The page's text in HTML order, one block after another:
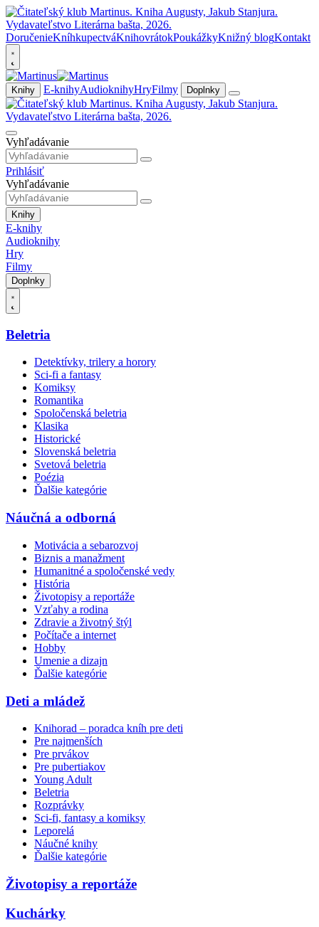
DoručenieKníhkupectváKnihovrátokPoukážkyKnižný blogKontakt
Knihy E-knihyAudioknihyHryFilmy Doplnky
Vyhľadávanie
Prihlásiť
Vyhľadávanie
Knihy
E-knihy
Audioknihy
Hry
Filmy
Doplnky
Beletria
Detektívky, trilery a horory
Sci-fi a fantasy
Komiksy
Romantika
Spoločenská beletria
Klasika
Historické
Slovenská beletria
Svetová beletria
Poézia
Ďalšie kategórie
Náučná a odborná
Motivácia a sebarozvoj
Biznis a manažment
Humanitné a spoločenské vedy
História
Životopisy a reportáže
Vzťahy a rodina
Zdravie a životný štýl
Počítače a internet
Hobby
Umenie a dizajn
Ďalšie kategórie
Deti a mládež
Knihorad – poradca kníh pre deti
Pre najmenších
Pre prvákov
Pre pubertiakov
Young Adult
Beletria
Rozprávky
Sci-fi, fantasy a komiksy
Leporelá
Náučné knihy
Ďalšie kategórie
Životopisy a reportáže
Kuchárky